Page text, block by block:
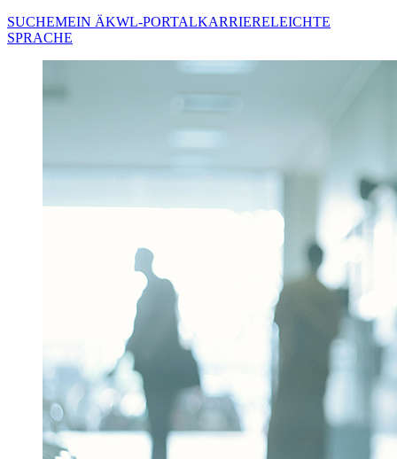
SUCHEMEIN ÄKWL-PORTALKARRIERELEICHTE
SPRACHE